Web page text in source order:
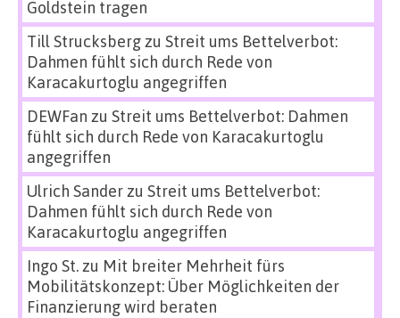
Goldstein tragen
Till Strucksbergzu Streit ums Bettelverbot:
Dahmen fühlt sich durch Rede von
Karacakurtoglu angegriffen
DEWFan zu Streit ums Bettelverbot: Dahmen
fühlt sich durch Rede von Karacakurtoglu
angegriffen
Ulrich Sanderzu Streit ums Bettelverbot:
Dahmen fühlt sich durch Rede von
Karacakurtoglu angegriffen
Ingo St.zu Mit breiter Mehrheit fürs
Mobilitätskonzept: Über Möglichkeiten der
Finanzierung wird beraten